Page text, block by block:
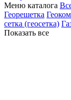
Меню каталога
Георешетка
сетка (геосетка)
Показать все